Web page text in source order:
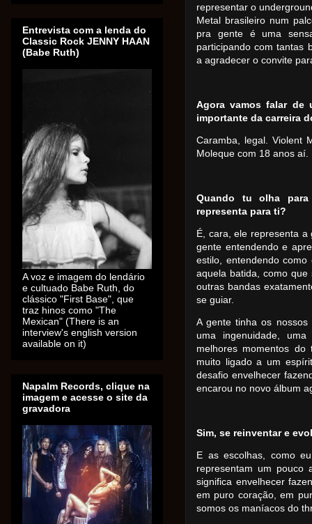
representar o
Metal brasileiro num
pra gente é uma
participando com tantas
a agradecer o convite
Agora vamos falar de
importante da carreira
Caramba, legal. Violent
Moleque com 18 anos aí.
Quando tu olha
representa para ti?
É, cara, ele representa a
gente entendendo e
estilo, entendendo
aquela batida, como que
outras bandas
se guiar.
A gente tinha os
uma ingenuidade,
melhores momentos
muito ligado a um
desafio envelhecer
encarou no novo álbum
Sim, se reinventar e
E as escolhas, como
representam um pouco
significa envelhecer
em puro coração, em
somos os maníacos do
Entrevista com a lenda do
Classic Rock JENNY HAAN
(Babe Ruth)
A voz e imagem do lendário
e cultuado Babe Ruth, do
clássico "First Base", que
traz hinos como "The
Mexican" (There is an
interview's english version
available on it)
Napalm Records, clique na
imagem e acesse o site da
gravadora